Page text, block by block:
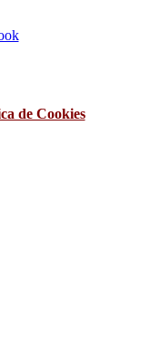
de Cookies